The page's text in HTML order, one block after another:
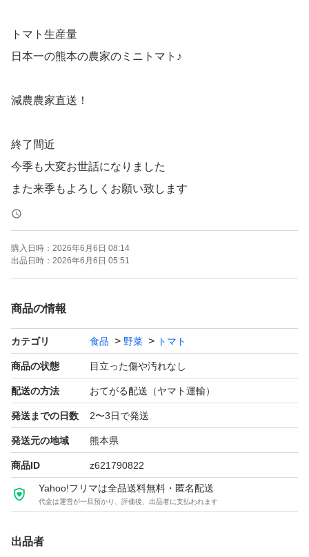
トマト生産量
日本一の熊本の農家のミニトマト♪
減農農家直送！
終了間近
今季も大変お世話になりました
また来季もよろしくお願い致します
小鈴という品種で
トマトらしい味の果肉がトマト好きにはたまらない
っというお話もwww
1キロ以上は入れております
【受け取り時についてのご注意】
袋状のものなどに入れますと
湿気でトマトが割れてしまいますので
通気性を考えて
緩衝材シート乗せておりますが
が、やはり上に荷物など積まれる場合もあるらしくお客様
購入日時： 2026年6月6日 08:14
出品日時： 2026年6月6日 05:51
商品の情報
カテゴリ 食品 野菜 トマト
商品の状態 目立った傷や汚れなし
配送の方法 おてがる配送（ヤマト運輸）
発送までの日数 2〜3日で発送
発送元の地域 熊本県
商品ID z621790822
Yahoo!フリマは全品送料無料・匿名配送
代金は運営が一旦預かり、評価後、出品者に支払われます
出品者